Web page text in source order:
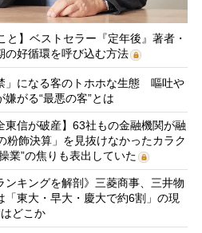
と】ベストセラー『定年後』著者・
の好循環を呼び込む方法
」になる客のトホホな生態 嘔吐や
がる“最悪の客”とは
東信が破産】63社もの金融機関が融
粉飾決算」を見抜けなかったカラク
業”の焦りも表出していた
ンキングを解剖》三菱商事、三井物
「東大・早大・慶大で約6割」の現
どこか